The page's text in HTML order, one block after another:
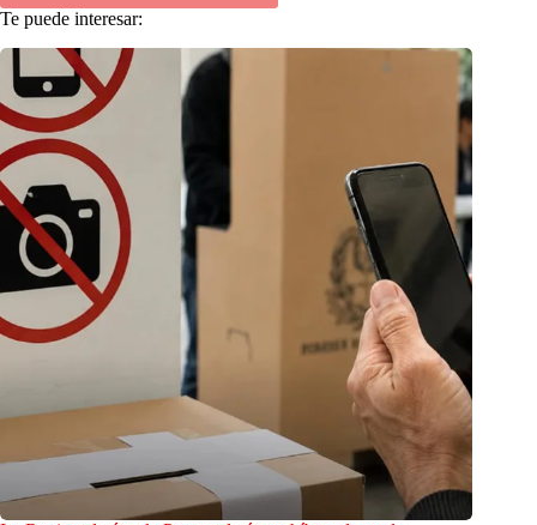
Te puede interesar: